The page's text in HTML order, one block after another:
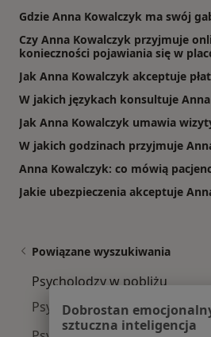
Gdzie Anna Kowalczyk ma swój
Czy Anna Kowalczyk przyjmuje
konieczności pojawiania się w
Jak Anna Kowalczyk akceptuje
W jakich językach konsultuje
Jak Anna Kowalczyk umawia
W jakich godzinach przyjmuje
Anna Kowalczyk: co mówią
Jakie ubezpieczenia akceptuje
Powiązane wyszukiwania
Psycholodzy w pobliżu
Psycholodzy Stare Miasto
Dobrostan
sztuczna inteligencja